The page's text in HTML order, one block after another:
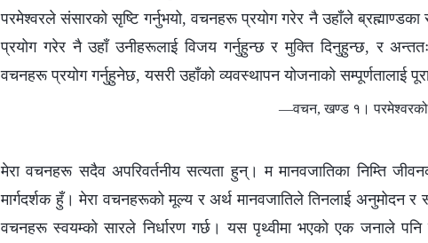
परमेश्‍वरले संसारको सृष्टि गर्नुभयो, वचनहरू प्रयोग गरेर नै उहाँले
प्रयोग गरेर नै उहाँ उनीहरूलाई विजय गर्नुहुन्छ र मुक्ति दिनुहुन्छ, र
वचनहरू प्रयोग गर्नुहुनेछ, यसरी उहाँको व्यवस्थापन योजनाको सम्पूर्णतालाई
—वचन, खण्ड १। परमेश्‍वरको
मेरा वचनहरू सदैव अपरिवर्तनीय सत्यता हुन्। म मानवजातिका निम्ति
मार्गदर्शक हुँ। मेरा वचनहरूको मूल्य र अर्थ मानवजातिले तिनलाई अनुमोदन र
वचनहरू स्वयम्को सारले निर्धारण गर्छ। यस पृथ्वीमा भएको एक जनाले